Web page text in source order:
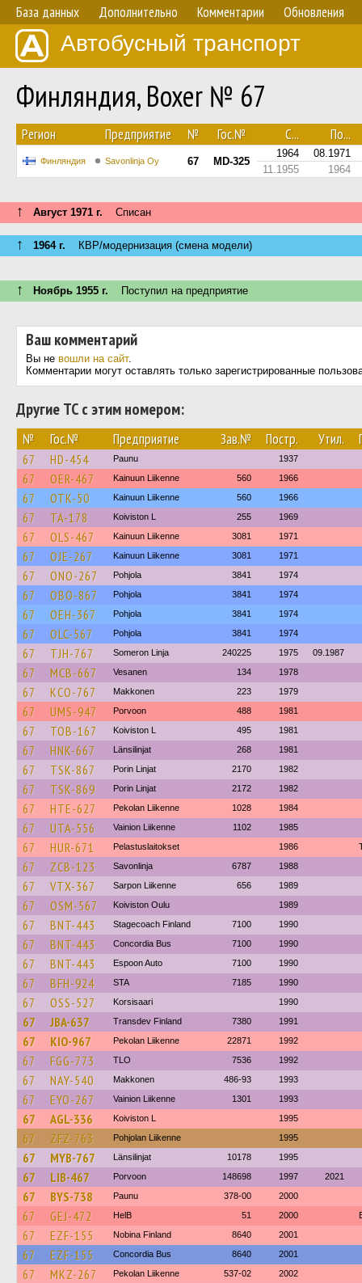
База данных Дополнительно Комментарии Обновления
Автобусный транспорт
Финляндия, Boxer № 67
Регион Предприятие № Гос.№ С... По...
Финляндия Savonlinja Oy 67 MD-325
1964
08.1971
11.1955
1964
↑ Август 1971 г. Списан
↑ 1964 г. КВР/модернизация (смена модели)
↑ Ноябрь 1955 г. Поступил на предприятие
Ваш комментарий
Вы не вошли на сайт.
Комментарии могут оставлять только зарегистрированные
Другие ТС с этим номером:
№ Гос.№ Предприятие Зав.№ Постр. Утил.
67 HD-454 Paunu 1937
67 OER-467 Kainuun Liikenne 560 1966
67 OTK-50 Kainuun Liikenne 560 1966
67 TA-178 Koiviston L 255 1969
67 OLS-467 Kainuun Liikenne 3081 1971
67 OJE-267 Kainuun Liikenne 3081 1971
67 ONO-267 Pohjola 3841 1974
67 OBO-867 Pohjola 3841 1974
67 OEH-367 Pohjola 3841 1974
67 OLC-567 Pohjola 3841 1974
67 TJH-767 Someron Linja 240225 1975 09.1987
67 MCB-667 Vesanen 134 1978
67 KCO-767 Makkonen 223 1979
67 UMS-947 Porvoon 488 1981
67 TOB-167 Koiviston L 495 1981
67 HNK-667 Länsilinjat 268 1981
67 TSK-867 Porin Linjat 2170 1982
67 TSK-869 Porin Linjat 2172 1982
67 HTE-627 Pekolan Liikenne 1028 1984
67 UTA-556 Vainion Liikenne 1102 1985
67 HUR-671 Pelastuslaitokset 1986
67 ZCB-123 Savonlinja 6787 1988
67 VTX-367 Sarpon Liikenne 656 1989
67 OSM-567 Koiviston Oulu 1989
67 BNT-443 Stagecoach Finland 7100 1990
67 BNT-443 Concordia Bus 7100 1990
67 BNT-443 Espoon Auto 7100 1990
67 BFH-924 STA 7185 1990
67 OSS-527 Korsisaari 1990
67 JBA-637 Transdev Finland 7380 1991
67 KIO-967 Pekolan Liikenne 22871 1992
67 FGG-773 TLO 7536 1992
67 NAY-540 Makkonen 486-93 1993
67 EYO-267 Vainion Liikenne 1301 1993
67 AGL-336 Koiviston L 1995
67 ZFZ-763 Pohjolan Liikenne 1995
67 MYB-767 Länsilinjat 10178 1995
67 LIB-467 Porvoon 148698 1997 2021
67 BYS-738 Paunu 378-00 2000
67 GEJ-472 HelB 51 2000
67 EZF-155 Nobina Finland 8640 2001
67 EZF-155 Concordia Bus 8640 2001
67 MKZ-267 Pekolan Liikenne 537-02 2002